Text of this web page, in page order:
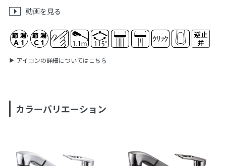
動画を見る
アイコンの詳細についてはこちら
カラーバリエーション